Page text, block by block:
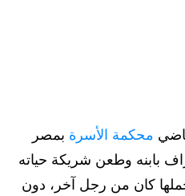
محكمة الأسرة بمصر
بابنه وطعن شريكة حياته
كان من رجل آخر، دون